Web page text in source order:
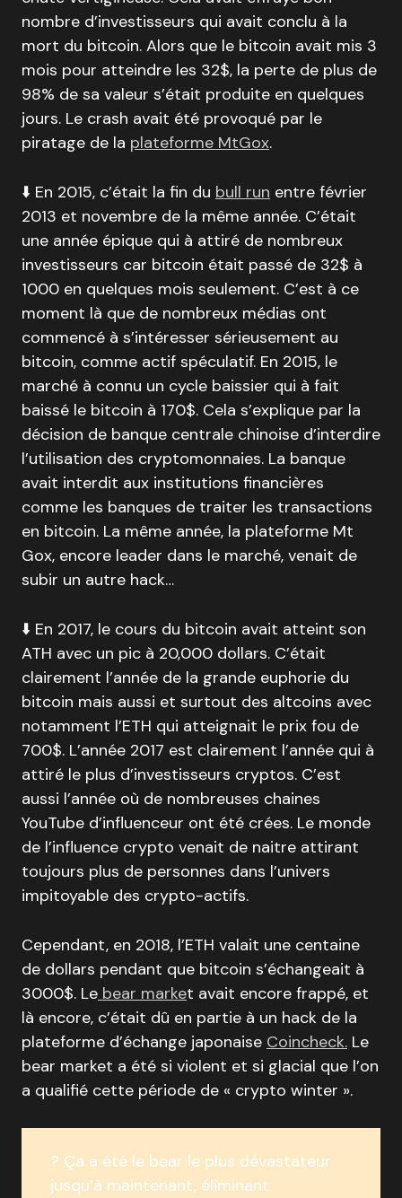
nombre d’investisseurs qui avait conclu à la
mort du bitcoin. Alors que le bitcoin avait mis 3
mois pour atteindre les 32$, la perte de plus de
98% de sa valeur s’était produite en quelques
jours. Le crash avait été provoqué par le
piratage de la plateforme MtGox.
⬇️ En 2015, c’était la fin du bull run entre février
2013 et novembre de la même année. C’était
une année épique qui à attiré de nombreux
investisseurs car bitcoin était passé de 32$ à
1000 en quelques mois seulement. C’est à ce
moment là que de nombreux médias ont
commencé à s’intéresser sérieusement au
bitcoin, comme actif spéculatif. En 2015, le
marché à connu un cycle baissier qui à fait
baissé le bitcoin à 170$. Cela s’explique par la
décision de banque centrale chinoise d’interdire
l’utilisation des cryptomonnaies. La banque
avait interdit aux institutions financières
comme les banques de traiter les transactions
en bitcoin. La même année, la plateforme Mt
Gox, encore leader dans le marché, venait de
subir un autre hack…
⬇️ En 2017, le cours du bitcoin avait atteint son
ATH avec un pic à 20,000 dollars. C’était
clairement l’année de la grande euphorie du
bitcoin mais aussi et surtout des altcoins avec
notamment l’ETH qui atteignait le prix fou de
700$. L’année 2017 est clairement l’année qui à
attiré le plus d’investisseurs cryptos. C’est
aussi l’année où de nombreuses chaines
YouTube d’influenceur ont été crées. Le monde
de l’influence crypto venait de naitre attirant
toujours plus de personnes dans l’univers
impitoyable des crypto-actifs.
Cependant, en 2018, l’ETH valait une centaine
de dollars pendant que bitcoin s’échangeait à
3000$. Le bear market avait encore frappé, et
là encore, c’était dû en partie à un hack de la
plateforme d’échange japonaise Coincheck. Le
bear market a été si violent et si glacial que l’on
a qualifié cette période de « crypto winter ».
? Ça a été le bear le plus dévastateur
jusqu’à maintenant, éliminant